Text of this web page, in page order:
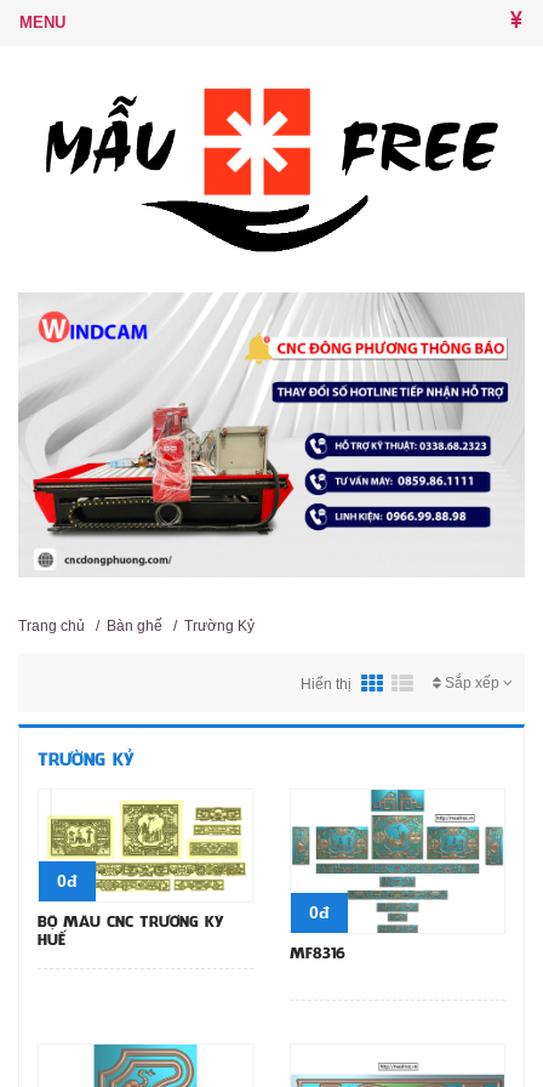
Trang chủ / Bàn ghế / Trường Kỷ
Sắp xếp
Hiển thị
TRƯỜNG KỶ
0đ
BỘ MẪU CNC TRƯỜNG KỶ
HUẾ
0đ
MF8316